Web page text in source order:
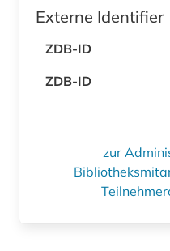
Externe Identifier
ZDB-ID
ZDB-ID
zur